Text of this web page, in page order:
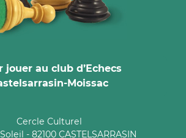
jouer au club d’Echecs
Moissac
Cercle Culturel
- 82100 CASTELSARRASIN